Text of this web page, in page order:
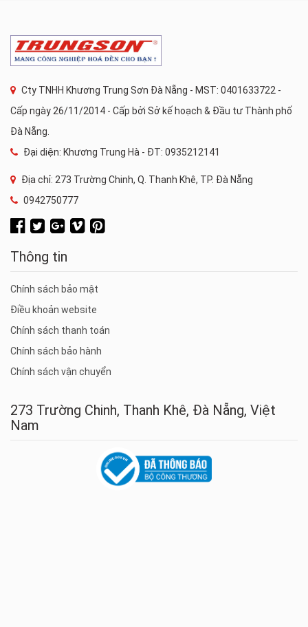
Cty TNHH Khương Trung Sơn Đà Nẵng - MST: 0401633722 -
Cấp ngày 26/11/2014 - Cấp bởi Sở kế hoạch & Đầu tư Thành phố
Đà Nẵng.
Đại diện: Khương Trung Hà - ĐT: 0935212141
Địa chỉ: 273 Trường Chinh, Q. Thanh Khê, TP. Đà Nẵng
0942750777
Thông tin
Chính sách bảo mật
Điều khoản website
Chính sách thanh toán
Chính sách bảo hành
Chính sách vận chuyển
273 Trường Chinh, Thanh Khê, Đà Nẵng, Việt
Nam